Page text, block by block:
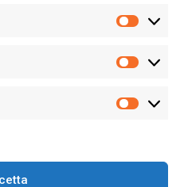
Carbonia